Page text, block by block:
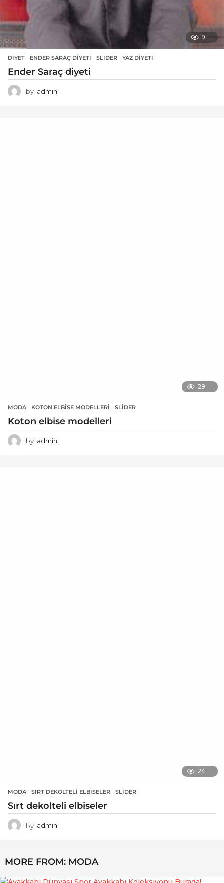
9
DIYET ENDER SARAÇ DIYETI ,SLIDER ,YAZ DIYETI
Ender Saraç diyeti
by admin
29
MODA KOTON ELBISE MODELLERI ,SLIDER
Koton elbise modelleri
by admin
24
MODA SIRT DEKOLTELI ELBISELER ,SLIDER
Sırt dekolteli elbiseler
by admin
MORE FROM: MODA